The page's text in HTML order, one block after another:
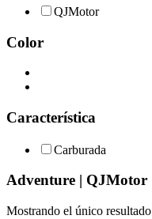
QJMotor
Color
Característica
Carburada
Adventure | QJMotor
Mostrando el único resultado